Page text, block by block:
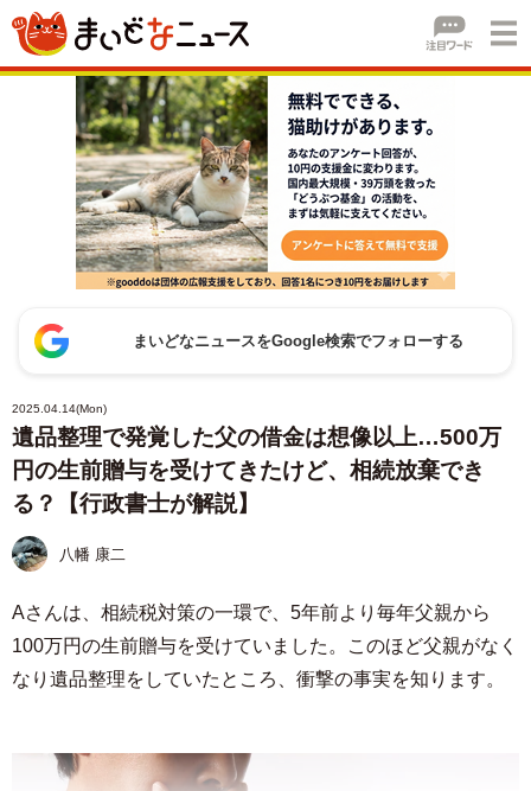
まいどなニュースをGoogle検索でフォローする
2025.04.14(Mon)
遺品整理で発覚した父の借金は想像以上…500万
円の生前贈与を受けてきたけど、相続放棄でき
る？【行政書士が解説】
八幡 康二
Aさんは、相続税対策の一環で、5年前より毎年父親から
100万円の生前贈与を受けていました。このほど父親がなく
なり遺品整理をしていたところ、衝撃の事実を知ります。